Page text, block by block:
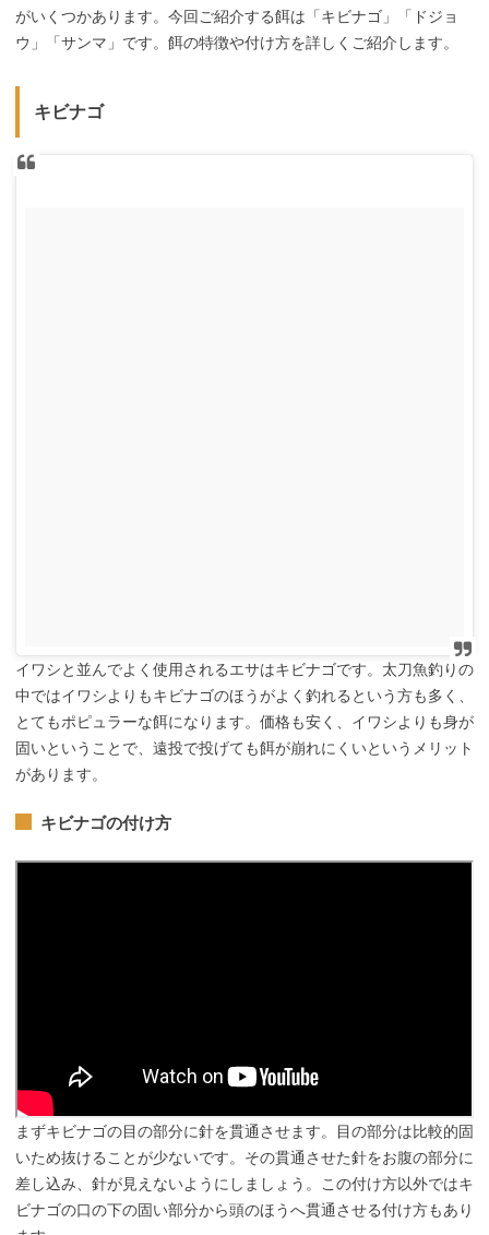
がいくつかあります。今回ご紹介する餌は「キビナゴ」「ドジョ
ウ」「サンマ」です。餌の特徴や付け方を詳しくご紹介します。
キビナゴ
イワシと並んでよく使用されるエサはキビナゴです。太刀魚釣りの
中ではイワシよりもキビナゴのほうがよく釣れるという方も多く、
とてもポピュラーな餌になります。価格も安く、イワシよりも身が
固いということで、遠投で投げても餌が崩れにくいというメリット
があります。
キビナゴの付け方
まずキビナゴの目の部分に針を貫通させます。目の部分は比較的固
いため抜けることが少ないです。その貫通させた針をお腹の部分に
差し込み、針が見えないようにしましょう。この付け方以外ではキ
ビナゴの口の下の固い部分から頭のほうへ貫通させる付け方もあり